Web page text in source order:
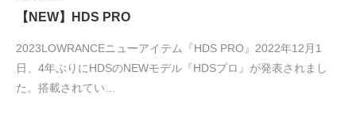
【NEW】HDS PRO
2023LOWRANCEニューアイテム『HDS PRO』2022年12月1
日、4年ぶりにHDSのNEWモデル『HDSプロ』が発表されまし
た。搭載されてい…